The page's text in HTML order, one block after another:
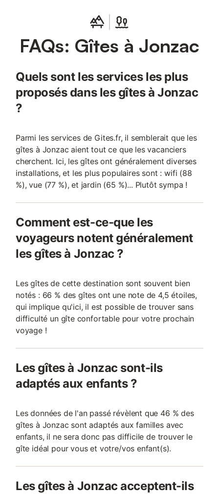
FAQs: Gîtes à Jonzac
Quels sont les services les plus
proposés dans les gîtes à Jonzac
?
Parmi les services de Gites.fr, il semblerait que les
gîtes à Jonzac aient tout ce que les vacanciers
cherchent. Ici, les gîtes ont généralement diverses
installations, et les plus populaires sont : wifi (88
%), vue (77 %), et jardin (65 %)... Plutôt sympa !
Comment est-ce-que les
voyageurs notent généralement
les gîtes à Jonzac ?
Les gîtes de cette destination sont souvent bien
notés : 66 % des gîtes ont une note de 4,5 étoiles,
qui implique qu'ici, il est possible de trouver sans
difficulté un gîte confortable pour votre prochain
voyage !
Les gîtes à Jonzac sont-ils
adaptés aux enfants ?
Les données de l'an passé révèlent que 46 % des
gîtes à Jonzac sont adaptés aux familles avec
enfants, il ne sera donc pas difficile de trouver le
gîte idéal pour vous et votre/vos enfant(s).
Les gîtes à Jonzac acceptent-ils